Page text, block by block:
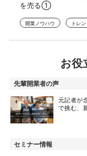
を売る①
開業ノウハウ トレン
お役
先輩開業者の声
元記者が
で挑む、
セミナー情報